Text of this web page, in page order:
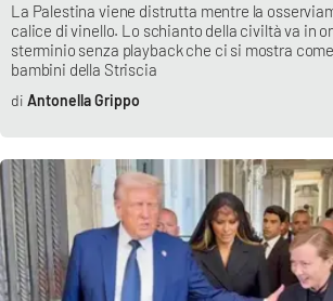
La Palestina viene distrutta mentre la
calice di vinello. Lo schianto della civiltà va in
sterminio senza playback che ci si mostra
bambini della Striscia
Antonella Grippo